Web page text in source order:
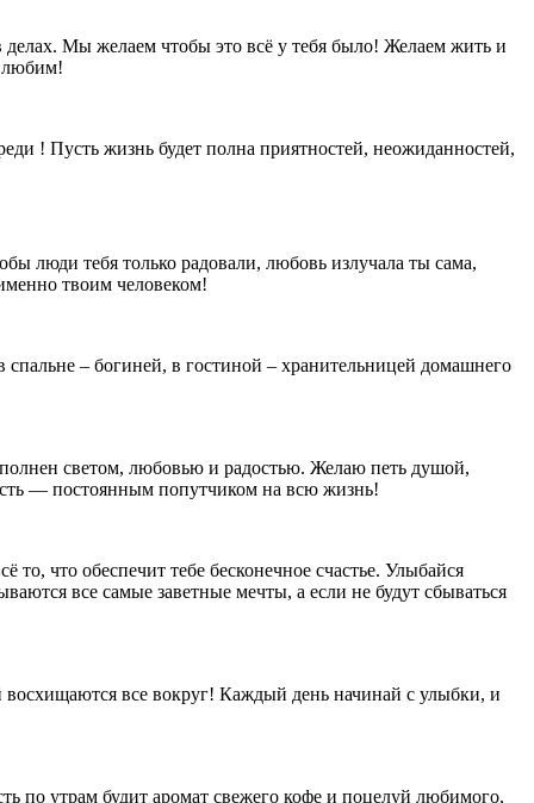
Мы желаем чтобы это всё у тебя было! Желаем жить и
любим!
! Пусть жизнь будет полна приятностей, неожиданностей,
люди тебя только радовали, любовь излучала ты сама,
твоим человеком!
– богиней, в гостиной – хранительницей домашнего
светом, любовью и радостью. Желаю петь душой,
— постоянным попутчиком на всю жизнь!
что обеспечит тебе бесконечное счастье. Улыбайся
все самые заветные мечты, а если не будут сбываться
восхищаются все вокруг! Каждый день начинай с улыбки, и
по утрам будит аромат свежего кофе и поцелуй любимого,